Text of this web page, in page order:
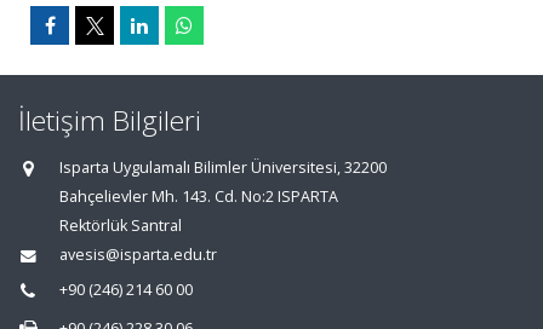
İletişim Bilgileri
Isparta Uygulamalı Bilimler Üniversitesi, 32200
Bahçelievler Mh. 143. Cd. No:2 ISPARTA
Rektörlük Santral
avesis@isparta.edu.tr
+90 (246) 214 60 00